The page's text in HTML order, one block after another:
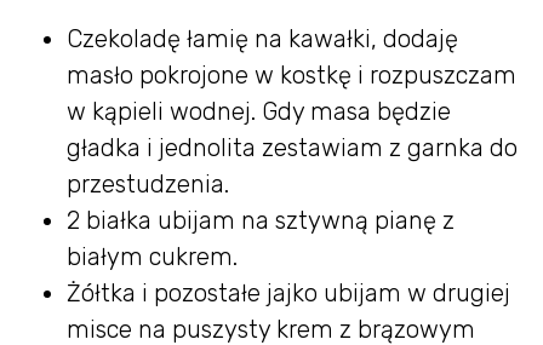
Czekoladę łamię na kawałki, dodaję
masło pokrojone w kostkę i rozpuszczam
w kąpieli wodnej. Gdy masa będzie
gładka i jednolita zestawiam z garnka do
przestudzenia.
2 białka ubijam na sztywną pianę z
białym cukrem.
Żółtka i pozostałe jajko ubijam w drugiej
misce na puszysty krem z brązowym